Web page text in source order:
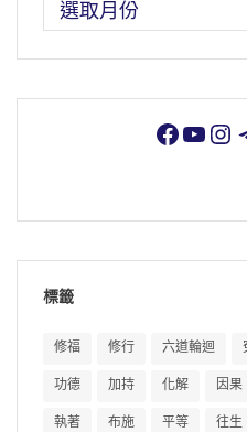
標籤
修福 修行 六道輪迴
功德 加持 化解 因果
執著 布施 平等 往生